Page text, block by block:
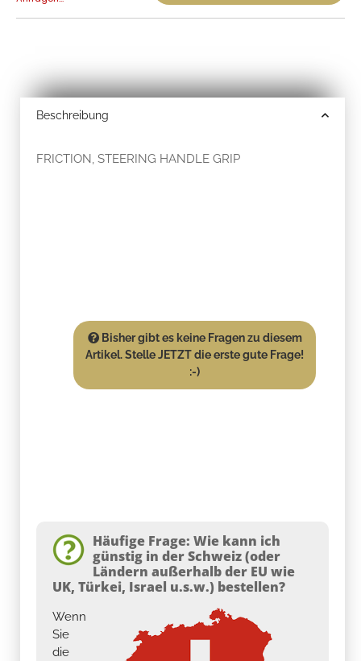
Beschreibung
FRICTION, STEERING HANDLE GRIP
Bisher gibt es keine Fragen zu diesem
Artikel. Stelle JETZT die erste gute Frage!
:-)
Häufige Frage: Wie kann ich
günstig in der Schweiz (oder
Ländern außerhalb der EU wie
UK, Türkei, Israel u.s.w.) bestellen?
Wenn
Sie
die